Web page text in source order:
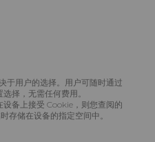
于用户的选择。用户可随时通过
择，无需任何费用。
备上接受 Cookie，则您查阅的
存储在设备的指定空间中。